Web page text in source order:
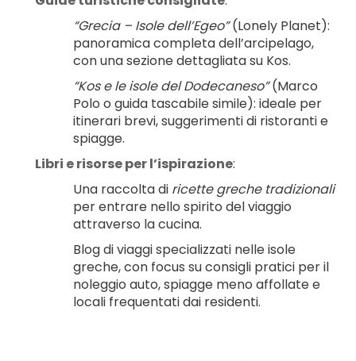
“Grecia – Isole dell’Egeo” (Lonely Planet):
panoramica completa dell’arcipelago,
con una sezione dettagliata su Kos.
“Kos e le isole del Dodecaneso” (Marco
Polo o guida tascabile simile): ideale per
itinerari brevi, suggerimenti di ristoranti e
spiagge.
Libri e risorse per l’ispirazione:
Una raccolta di ricette greche tradizionali
per entrare nello spirito del viaggio
attraverso la cucina.
Blog di viaggi specializzati nelle isole
greche, con focus su consigli pratici per il
noleggio auto, spiagge meno affollate e
locali frequentati dai residenti.